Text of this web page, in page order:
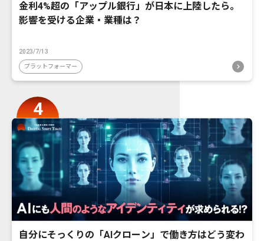
金利4%超の「アップル銀行」が日本に上陸したら。
影響を受ける企業・業種は？
2023/7/13
プラットフォーマー
自分にそっくりの「AIクローン」で働き方はどう変わ